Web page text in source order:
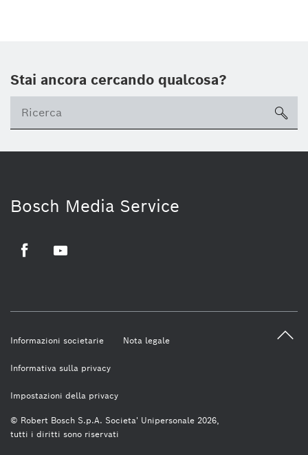
Stai ancora cercando qualcosa?
Bosch Media Service
© Robert Bosch S.p.A. Societa' Unipersonale 2026,
tutti i diritti sono riservati
Informazioni societarie Nota legale
Informativa sulla privacy
Impostazioni della privacy